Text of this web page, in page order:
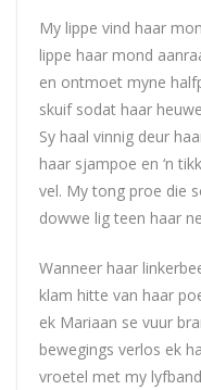
My lippe vind haar
lippe haar mond
en ontmoet myne
skuif sodat haar
Sy haal vinnig deur
haar sjampoe en ‘n
vel. My tong proe die
dowwe lig teen haar
Wanneer haar
klam hitte van haar
ek Mariaan se vuur
bewegings verlos ek
vroetel met my